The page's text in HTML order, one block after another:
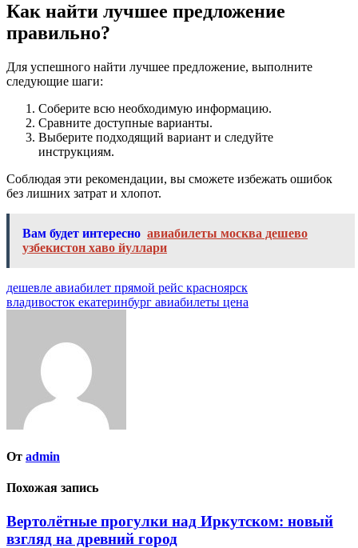
Как найти лучшее предложение
правильно?
Для успешного найти лучшее предложение, выполните
следующие шаги:
Соберите всю необходимую информацию.
Сравните доступные варианты.
Выберите подходящий вариант и следуйте
инструкциям.
Соблюдая эти рекомендации, вы сможете избежать ошибок
без лишних затрат и хлопот.
Вам будет интересно авиабилеты москва дешево
узбекистон хаво йуллари
Навигация
по
дешевле авиабилет прямой рейс красноярск
владивосток екатеринбург авиабилеты цена
От admin
Похожая запись
Вертолётные прогулки над Иркутском: новый
взгляд на древний город